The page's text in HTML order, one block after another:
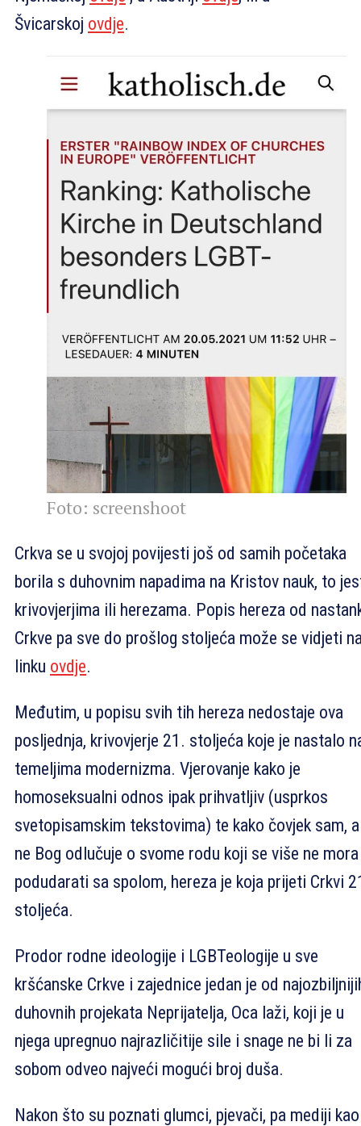
Švicarskoj ovdje.
Foto: screenshoot
Crkva se u svojoj povijesti još od samih početaka
borila s duhovnim napadima na Kristov nauk, to
krivovjerjima ili herezama. Popis hereza od
Crkve pa sve do prošlog stoljeća može se vidjeti
linku ovdje.
Međutim, u popisu svih tih hereza nedostaje ova
posljednja, krivovjerje 21. stoljeća koje je nastalo
temeljima modernizma. Vjerovanje kako je
homoseksualni odnos ipak prihvatljiv (usprkos
svetopisamskim tekstovima) te kako čovjek sam, a
ne Bog odlučuje o svome rodu koji se više ne mora
podudarati sa spolom, hereza je koja prijeti Crkvi
stoljeća.
Prodor rodne ideologije i LGBTeologije u sve
kršćanske Crkve i zajednice jedan je od
duhovnih projekata Neprijatelja, Oca laži, koji je u
njega upregnuo najrazličitije sile i snage ne bi li za
sobom odveo najveći mogući broj duša.
Nakon što su poznati glumci, pjevači, pa mediji kao